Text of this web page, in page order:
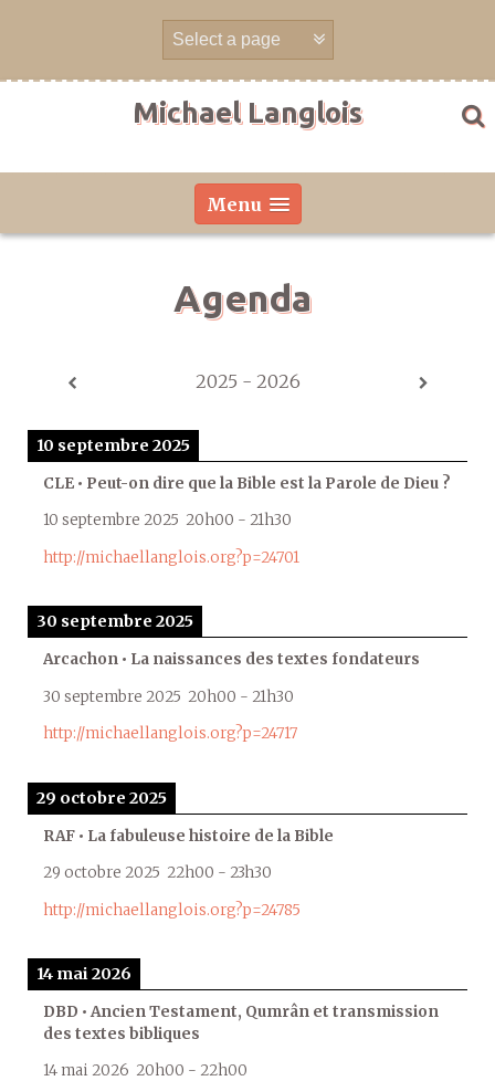
Michael Langlois
Menu
Agenda
2025 - 2026
10 septembre 2025
CLE • Peut-on dire que la Bible est la Parole de Dieu ?
10 septembre 2025 20h00 - 21h30
http://michaellanglois.org?p=24701
30 septembre 2025
Arcachon • La naissances des textes fondateurs
30 septembre 2025 20h00 - 21h30
http://michaellanglois.org?p=24717
29 octobre 2025
RAF • La fabuleuse histoire de la Bible
29 octobre 2025 22h00 - 23h30
http://michaellanglois.org?p=24785
14 mai 2026
DBD • Ancien Testament, Qumrân et transmission
des textes bibliques
14 mai 2026 20h00 - 22h00